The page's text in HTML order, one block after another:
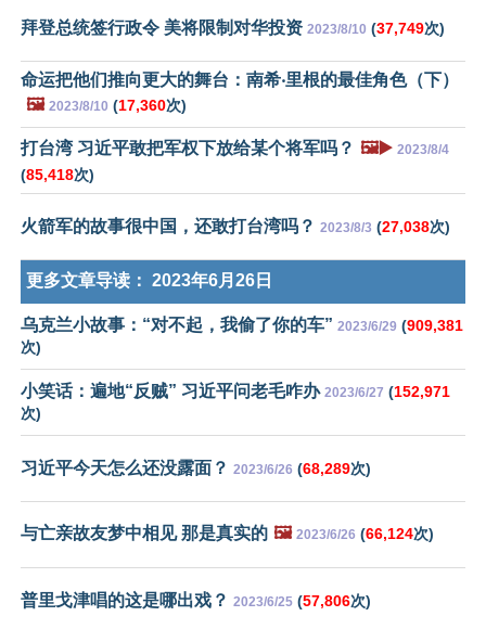
拜登总统签行政令 美将限制对华投资 2023/8/10 (37,749次)
命运把他们推向更大的舞台：南希‧里根的最佳角色（下）
🖼️ 2023/8/10 (17,360次)
打台湾 习近平敢把军权下放给某个将军吗？ 🖼️▶️ 2023/8/4
(85,418次)
火箭军的故事很中国，还敢打台湾吗？ 2023/8/3 (27,038次)
更多文章导读： 2023年6月26日
乌克兰小故事：“对不起，我偷了你的车” 2023/6/29 (909,381
次)
小笑话：遍地“反贼” 习近平问老毛咋办 2023/6/27 (152,971
次)
习近平今天怎么还没露面？ 2023/6/26 (68,289次)
与亡亲故友梦中相见 那是真实的 🖼️ 2023/6/26 (66,124次)
普里戈津唱的这是哪出戏？ 2023/6/25 (57,806次)